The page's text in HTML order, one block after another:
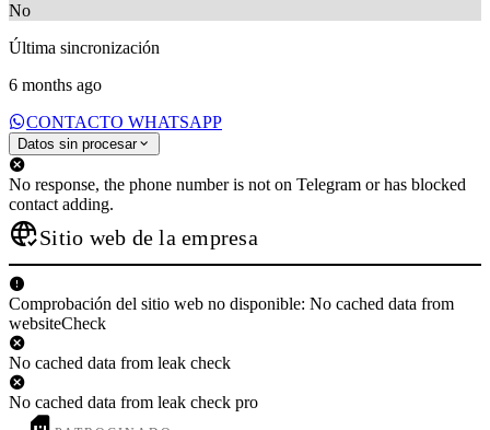
No
Última sincronización
6 months ago
CONTACTO WHATSAPP
Datos sin procesar
No response, the phone number is not on Telegram or has blocked
contact adding.
Sitio web de la empresa
Comprobación del sitio web no disponible: No cached data from
websiteCheck
No cached data from leak check
No cached data from leak check pro